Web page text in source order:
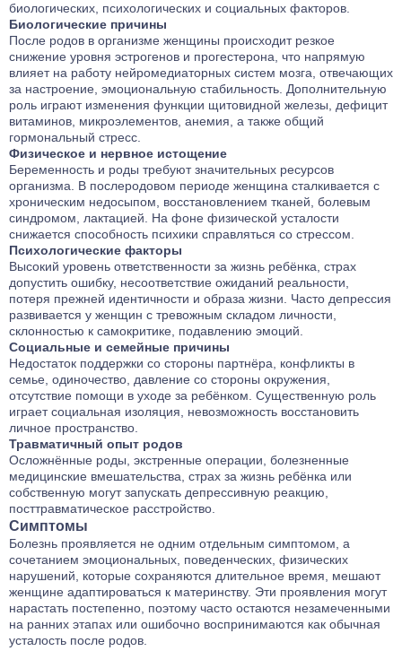
биологических, психологических и социальных факторов.
Биологические причины
После родов в организме женщины происходит резкое
снижение уровня эстрогенов и прогестерона, что напрямую
влияет на работу нейромедиаторных систем мозга, отвечающих
за настроение, эмоциональную стабильность. Дополнительную
роль играют изменения функции щитовидной железы, дефицит
витаминов, микроэлементов, анемия, а также общий
гормональный стресс.
Физическое и нервное истощение
Беременность и роды требуют значительных ресурсов
организма. В послеродовом периоде женщина сталкивается с
хроническим недосыпом, восстановлением тканей, болевым
синдромом, лактацией. На фоне физической усталости
снижается способность психики справляться со стрессом.
Психологические факторы
Высокий уровень ответственности за жизнь ребёнка, страх
допустить ошибку, несоответствие ожиданий реальности,
потеря прежней идентичности и образа жизни. Часто депрессия
развивается у женщин с тревожным складом личности,
склонностью к самокритике, подавлению эмоций.
Социальные и семейные причины
Недостаток поддержки со стороны партнёра, конфликты в
семье, одиночество, давление со стороны окружения,
отсутствие помощи в уходе за ребёнком. Существенную роль
играет социальная изоляция, невозможность восстановить
личное пространство.
Травматичный опыт родов
Осложнённые роды, экстренные операции, болезненные
медицинские вмешательства, страх за жизнь ребёнка или
собственную могут запускать депрессивную реакцию,
посттравматическое расстройство.
Симптомы
Болезнь проявляется не одним отдельным симптомом, а
сочетанием эмоциональных, поведенческих, физических
нарушений, которые сохраняются длительное время, мешают
женщине адаптироваться к материнству. Эти проявления могут
нарастать постепенно, поэтому часто остаются незамеченными
на ранних этапах или ошибочно воспринимаются как обычная
усталость после родов.